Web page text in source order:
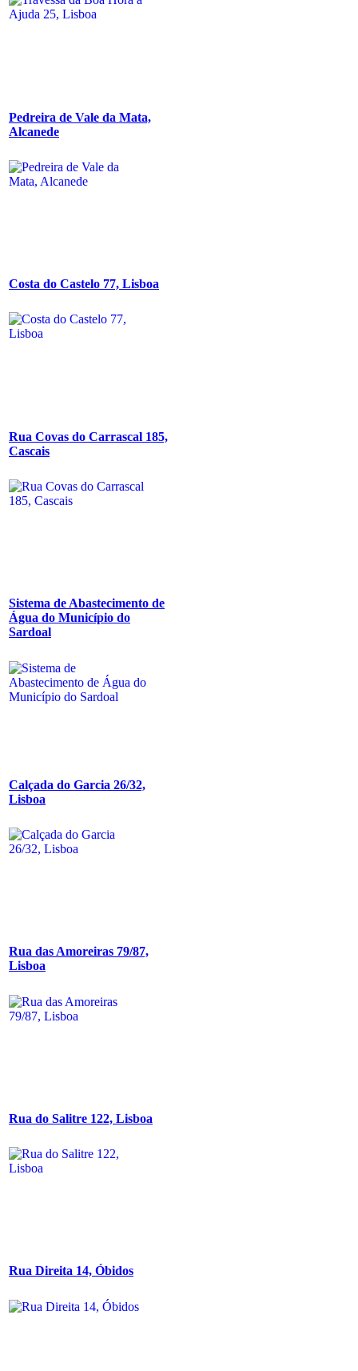
Pedreira de Vale da Mata,
Alcanede
Costa do Castelo 77, Lisboa
Rua Covas do Carrascal 185,
Cascais
Sistema de Abastecimento de
Água do Município do
Sardoal
Calçada do Garcia 26/32,
Lisboa
Rua das Amoreiras 79/87,
Lisboa
Rua do Salitre 122, Lisboa
Rua Direita 14, Óbidos